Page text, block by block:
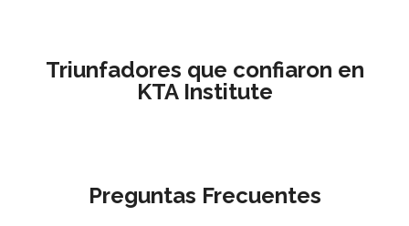
Triunfadores que confiaron en
KTA Institute
Preguntas Frecuentes